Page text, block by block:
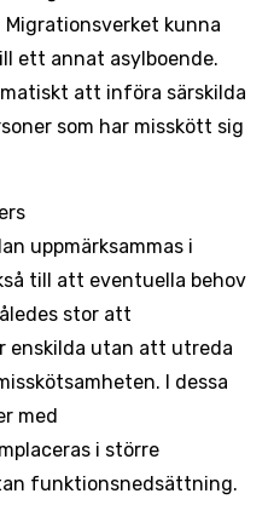
kunna
ett annat asylboende.
att införa särskilda
som har misskött sig
uppmärksammas i
till att eventuella behov
stor att
enskilda utan att utreda
I dessa
med
i större
funktionsnedsättning.